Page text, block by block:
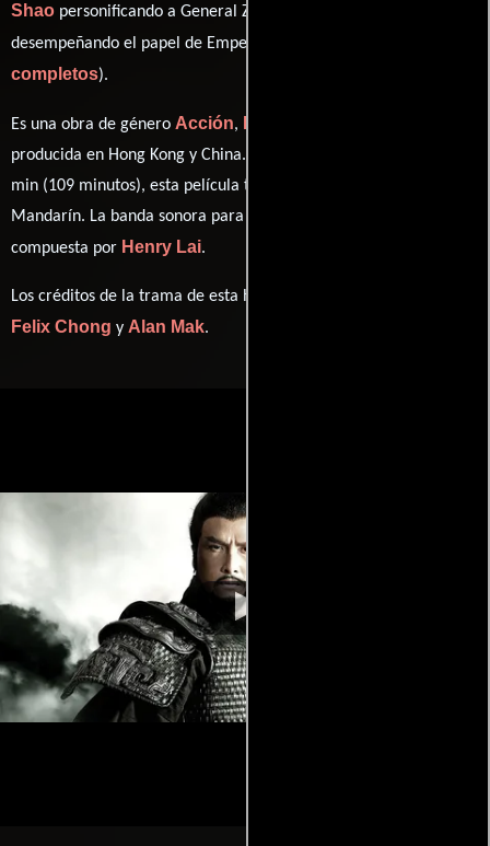
Shao personificando a General Zhang Liao y
desempeñando el papel de Emperor Liu Xie (
completos).
Es una obra de género Acción,
producida en Hong Kong y China. Con una duración de 01 hr 49
min (109 minutos), esta película tiene diálogos originales en
Mandarín. La banda sonora para esta producción ha sido
compuesta por Henry Lai.
Los créditos de la trama de esta historia están divididos entre
Felix Chong y Alan Mak.